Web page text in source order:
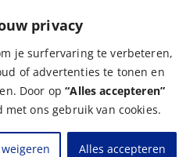
privacy
je surfervaring te verbeteren,
of advertenties te tonen en
Door op“Alles accepteren”
met ons gebruik van cookies.
Alles accepteren
Leaflet